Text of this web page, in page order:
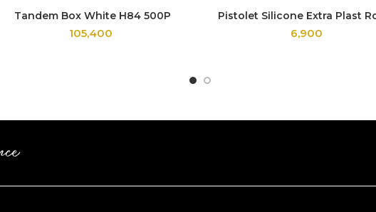
Tandem Box White H84 500P
105,400
Pistolet Silicone Extra Plast
6,900